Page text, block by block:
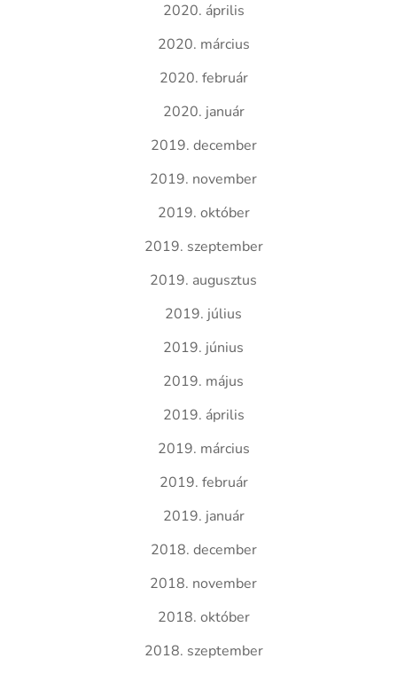
2020. április
2020. március
2020. február
2020. január
2019. december
2019. november
2019. október
2019. szeptember
2019. augusztus
2019. július
2019. június
2019. május
2019. április
2019. március
2019. február
2019. január
2018. december
2018. november
2018. október
2018. szeptember